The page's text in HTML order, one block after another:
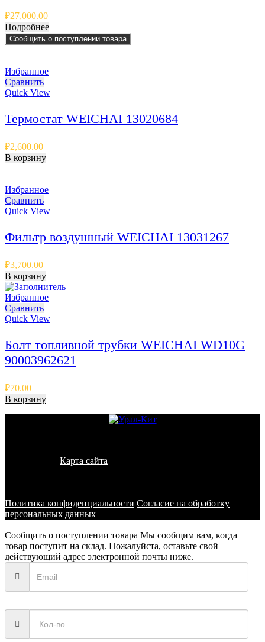
₽27,000.00
Подробнее
Сообщить о поступлении товара
Избранное
Сравнить
Quick View
Термостат WEICHAI 13020684
₽2,600.00
В корзину
Избранное
Сравнить
Quick View
Фильтр воздушный WEICHAI 13031267
₽3,700.00
В корзину
Избранное
Сравнить
Quick View
Болт топливной трубки WEICHAI WD10G
90003962621
₽70.00
В корзину
Карта сайта
Политика конфиденциальности Согласие на обработку
персональных данных
Сообщить о поступлении товара Мы сообщим вам, когда
товар поступит на склад. Пожалуйста, оставьте свой
действующий адрес электронной почты ниже.